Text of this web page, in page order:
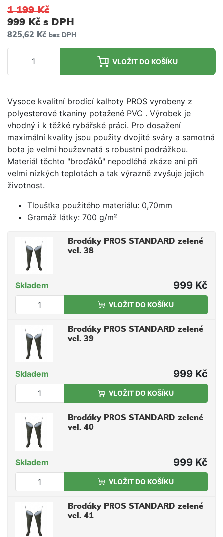
1 199 Kč
999 Kč s DPH
825,62 Kč bez DPH
VLOŽIT DO KOŠÍKU
Vysoce kvalitní brodící kalhoty PROS vyrobeny z
polyesterové tkaniny potažené PVC . Výrobek je
vhodný i k těžké rybářské práci. Pro dosažení
maximální kvality jsou použity dvojité sváry a samotná
bota je velmi houževnatá s robustní podrážkou.
Materiál těchto "broďáků" nepodléhá zkáze ani při
velmi nízkých teplotách a tak výrazně zvyšuje jejich
životnost.
Tloušťka použitého materiálu: 0,70mm
Gramáž látky: 700 g/m²
Broďáky PROS STANDARD zelené
vel. 38
Skladem 999 Kč
VLOŽIT DO KOŠÍKU
Broďáky PROS STANDARD zelené
vel. 39
Skladem 999 Kč
VLOŽIT DO KOŠÍKU
Broďáky PROS STANDARD zelené
vel. 40
Skladem 999 Kč
VLOŽIT DO KOŠÍKU
Broďáky PROS STANDARD zelené
vel. 41